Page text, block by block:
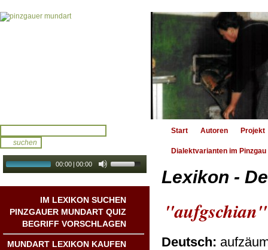
00:00 | 00:00
IM LEXIKON SUCHEN
PINZGAUER MUNDART QUIZ
BEGRIFF VORSCHLAGEN
MUNDART LEXIKON KAUFEN
Start Autoren Projekt
Dialektvarianten im Pinzgau
Lexikon -
"aufgschian"
Deutsch: